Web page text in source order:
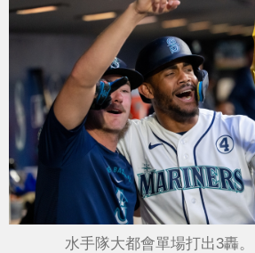
水手隊大都會單場打出3轟。